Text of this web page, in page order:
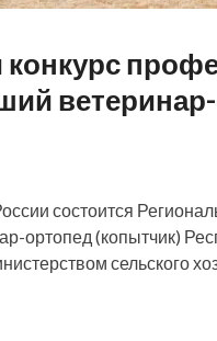
состоится
ортопед (копытчик)
сельского